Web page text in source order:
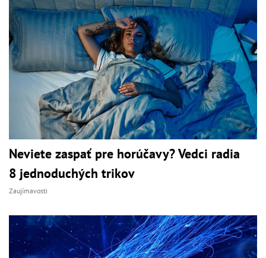
Neviete zaspať pre horúčavy? Vedci radia
8 jednoduchých trikov
Zaujímavosti